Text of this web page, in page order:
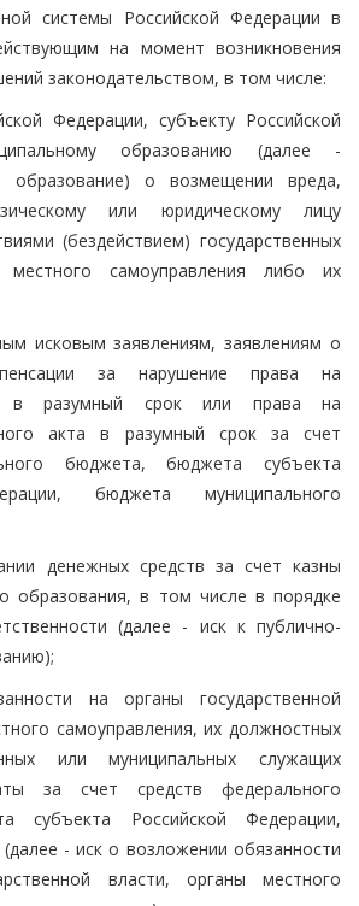
системы Российской Федерации в
на момент возникновения
законодательством, в том числе:
Федерации, субъекту Российской
образованию (далее -
образование) о возмещении вреда,
или юридическому лицу
(бездействием) государственных
местного самоуправления либо их
исковым заявлениям, заявлениям о
за нарушение права на
в разумный срок или права на
акта в разумный срок за счет
бюджета, бюджета субъекта
бюджета муниципального
денежных средств за счет казны
образования, в том числе в порядке
(далее - иск к публично-
на органы государственной
самоуправления, их должностных
или муниципальных служащих
за счет средств федерального
субъекта Российской Федерации,
- иск о возложении обязанности
власти, органы местного